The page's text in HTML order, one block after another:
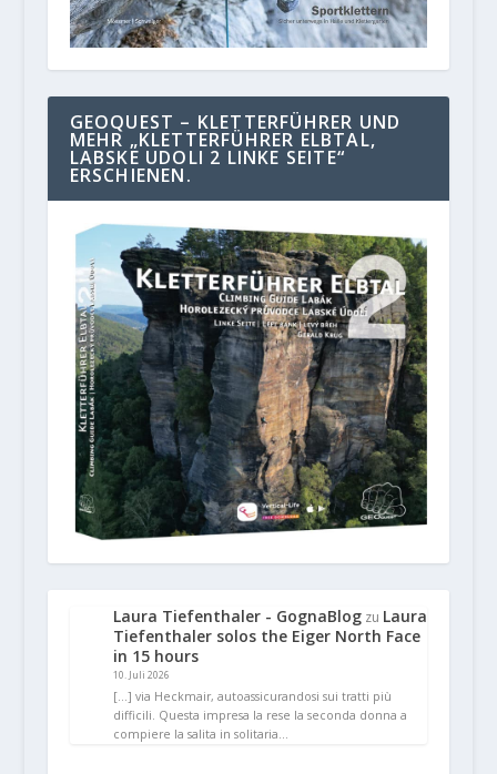
GEOQUEST – KLETTERFÜHRER UND
MEHR „KLETTERFÜHRER ELBTAL,
LABSKE UDOLI 2 LINKE SEITE“
ERSCHIENEN.
Laura Tiefenthaler - GognaBlogzu Laura
Tiefenthaler solos the Eiger North Face
in 15 hours
10. Juli 2026
[…] via Heckmair, autoassicurandosi sui tratti più
difficili. Questa impresa la rese la seconda donna a
compiere la salita in solitaria…